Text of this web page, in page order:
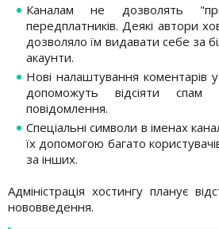
Каналам не дозволять
передплатників. Деякі автори
дозволяло їм видавати себе за
акаунти.
Нові налаштування коментарів
допоможуть відсіяти спам
повідомлення.
Спеціальні символи в іменах
їх допомогою багато
за інших.
Адміністрація хостингу планує
нововведення.